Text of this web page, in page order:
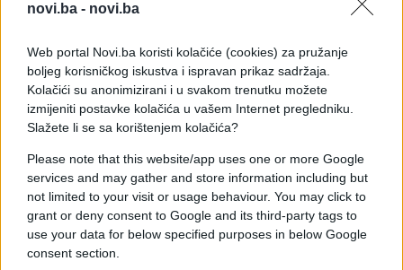
novi.ba - novi.ba
Web portal Novi.ba koristi kolačiće (cookies) za pružanje
boljeg korisničkog iskustva i ispravan prikaz sadržaja.
Kolačići su anonimizirani i u svakom trenutku možete
izmijeniti postavke kolačića u vašem Internet pregledniku.
Slažete li se sa korištenjem kolačića?
Please note that this website/app uses one or more Google
services and may gather and store information including but
not limited to your visit or usage behaviour. You may click to
grant or deny consent to Google and its third-party tags to
use your data for below specified purposes in below Google
consent section.
``Ništa ti večeras ne ide od ruke, ali izgledaš kao
milion dolara``: Ova djevojka je imala muke s
glasom, ali je prava bomba (FOTO)
Saznaj više